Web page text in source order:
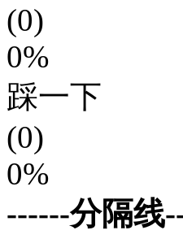
(0)
0%
踩一下
(0)
0%
------分隔线